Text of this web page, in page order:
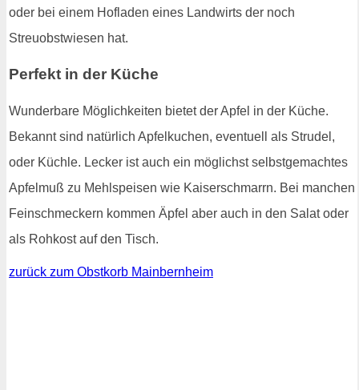
oder bei einem Hofladen eines Landwirts der noch
Streuobstwiesen hat.
Perfekt in der Küche
Wunderbare Möglichkeiten bietet der Apfel in der Küche.
Bekannt sind natürlich Apfelkuchen, eventuell als Strudel,
oder Küchle. Lecker ist auch ein möglichst selbstgemachtes
Apfelmuß zu Mehlspeisen wie Kaiserschmarrn. Bei manchen
Feinschmeckern kommen Äpfel aber auch in den Salat oder
als Rohkost auf den Tisch.
zurück zum Obstkorb Mainbernheim